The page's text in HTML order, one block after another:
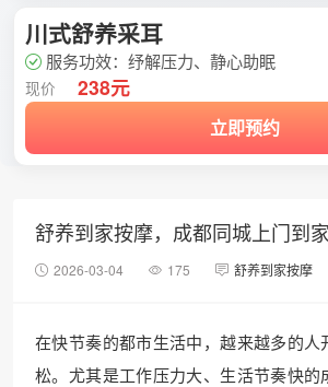
川式舒养采耳
服务功效：纾解压力、静心助眠
现价 238元
立即预约
舒养到家按摩，成都同城上门到
2026-03-04 175 舒养到家按摩
在快节奏的都市生活中，越来越多的人
松。尤其是工作压力大、生活节奏快的